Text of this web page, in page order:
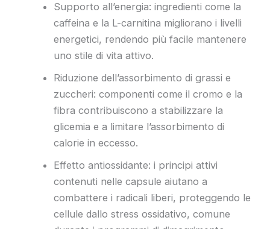
Supporto all’energia: ingredienti come la
caffeina e la L-carnitina migliorano i livelli
energetici, rendendo più facile mantenere
uno stile di vita attivo.
Riduzione dell’assorbimento di grassi e
zuccheri: componenti come il cromo e la
fibra contribuiscono a stabilizzare la
glicemia e a limitare l’assorbimento di
calorie in eccesso.
Effetto antiossidante: i principi attivi
contenuti nelle capsule aiutano a
combattere i radicali liberi, proteggendo le
cellule dallo stress ossidativo, comune